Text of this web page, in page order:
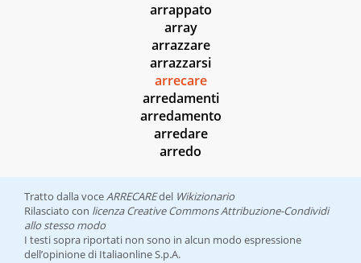
arrappato
array
arrazzare
arrazzarsi
arrecare
arredamenti
arredamento
arredare
arredo
Tratto dalla voceARRECAREdel Wikizionario
Rilasciato con licenza Creative Commons Attribuzione-Condividi
allo stesso modo
I testi sopra riportati non sono in alcun modo espressione
dell’opinione di Italiaonline S.p.A.